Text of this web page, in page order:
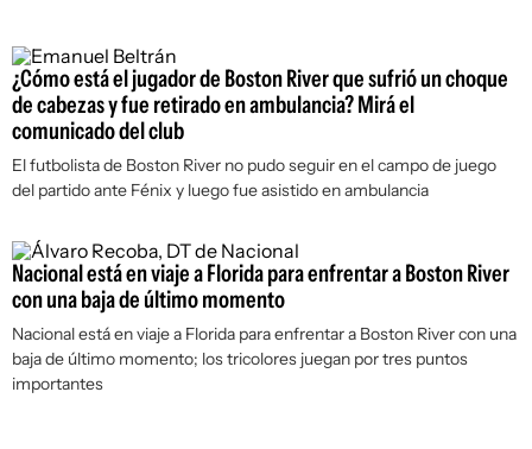
¿Cómo está el jugador de Boston River que sufrió un choque
de cabezas y fue retirado en ambulancia? Mirá el
comunicado del club
El futbolista de Boston River no pudo seguir en el campo de juego
del partido ante Fénix y luego fue asistido en ambulancia
Nacional está en viaje a Florida para enfrentar a Boston River
con una baja de último momento
Nacional está en viaje a Florida para enfrentar a Boston River con una
baja de último momento; los tricolores juegan por tres puntos
importantes